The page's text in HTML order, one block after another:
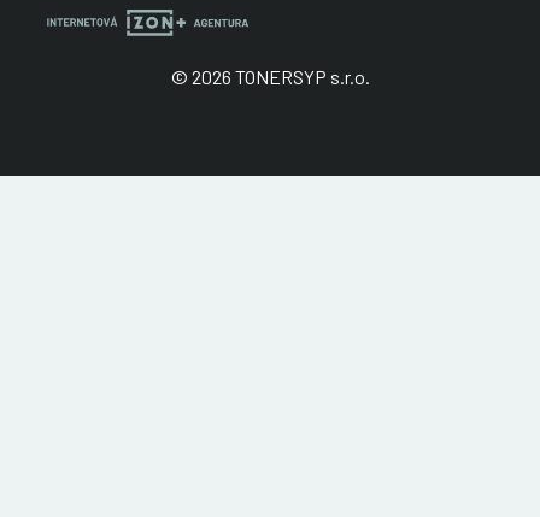
© 2026 TONERSYP s.r.o.